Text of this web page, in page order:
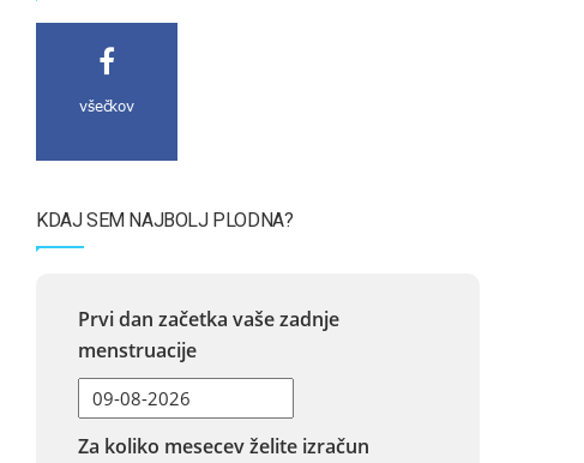
všečkov
KDAJ SEM NAJBOLJ PLODNA?
Prvi dan začetka vaše zadnje
menstruacije
Za koliko mesecev želite izračun